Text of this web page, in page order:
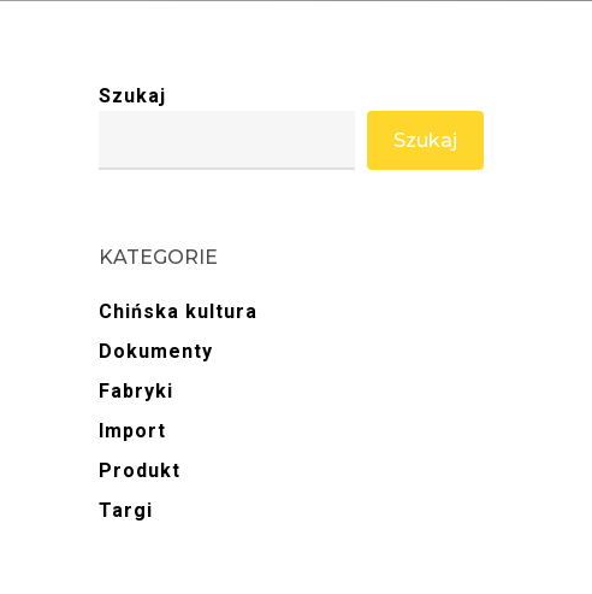
Szukaj
Szukaj
KATEGORIE
Chińska kultura
Dokumenty
Fabryki
Import
Produkt
Targi